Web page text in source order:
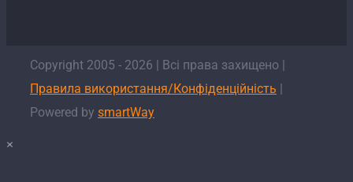
Copyright 2005 - 2026 | Всі права захищено |
Правила використання/Конфіденційність
Powered by smartWay
×